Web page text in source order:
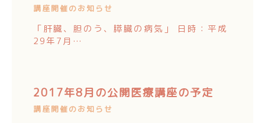
講座開催のお知らせ
「肝臓、胆のう、膵臓の病気」 日時：平成
29年7月…
2017年8月の公開医療講座の予定
講座開催のお知らせ